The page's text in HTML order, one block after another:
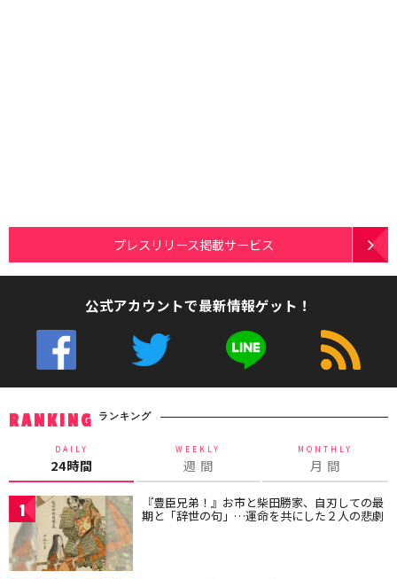
プレスリリース掲載サービス
公式アカウントで最新情報ゲット！
RANKING ランキング
DAILY
24時間
WEEKLY
週 間
MONTHLY
月 間
1 『豊臣兄弟！』お市と柴田勝家、自刃しての最
期と「辞世の句」…運命を共にした２人の悲劇